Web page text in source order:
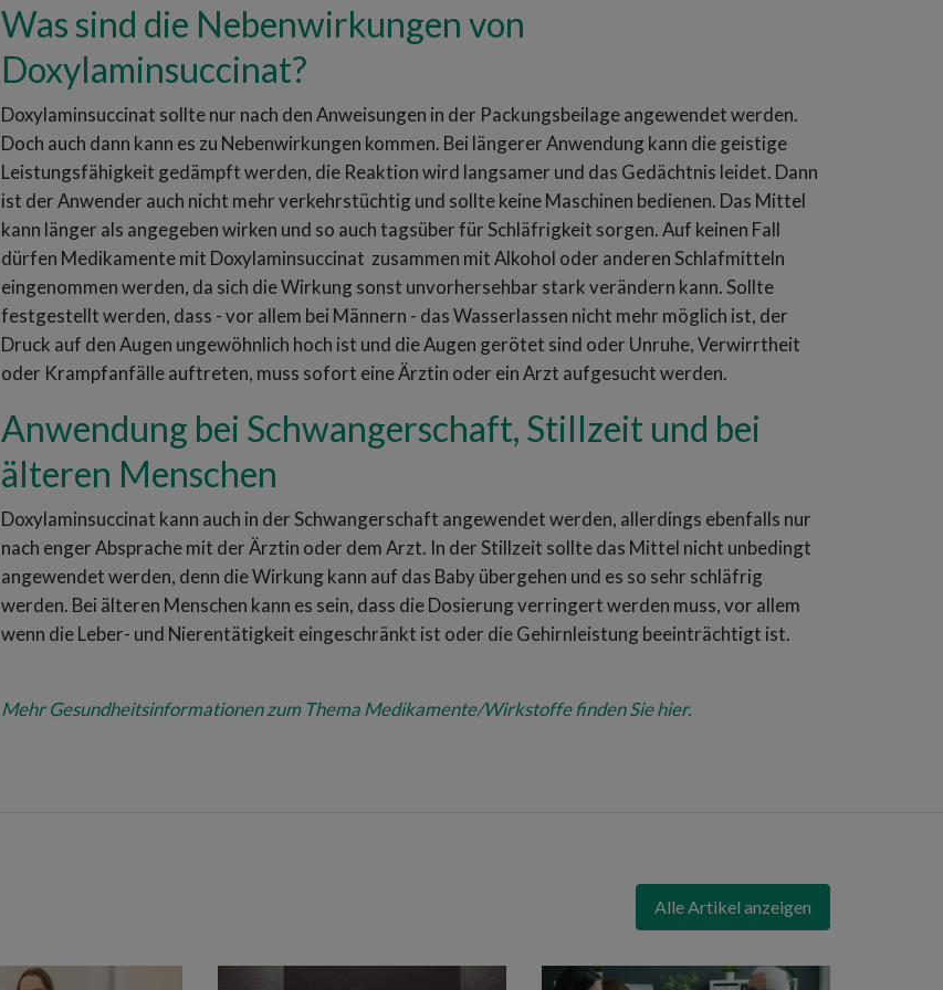
Was sind die Nebenwirkungen von
Doxylaminsuccinat?
Doxylaminsuccinat sollte nur nach den Anweisungen in der Packungsbeilage angewendet werden.
Doch auch dann kann es zu Nebenwirkungen kommen. Bei längerer Anwendung kann die geistige
Leistungsfähigkeit gedämpft werden, die Reaktion wird langsamer und das Gedächtnis leidet. Dann
ist der Anwender auch nicht mehr verkehrstüchtig und sollte keine Maschinen bedienen. Das Mittel
kann länger als angegeben wirken und so auch tagsüber für Schläfrigkeit sorgen. Auf keinen Fall
dürfen Medikamente mit Doxylaminsuccinat zusammen mit Alkohol oder anderen Schlafmitteln
eingenommen werden, da sich die Wirkung sonst unvorhersehbar stark verändern kann. Sollte
festgestellt werden, dass - vor allem bei Männern - das Wasserlassen nicht mehr möglich ist, der
Druck auf den Augen ungewöhnlich hoch ist und die Augen gerötet sind oder Unruhe, Verwirrtheit
oder Krampfanfälle auftreten, muss sofort eine Ärztin oder ein Arzt aufgesucht werden.
Anwendung bei Schwangerschaft, Stillzeit und bei
älteren Menschen
Doxylaminsuccinat kann auch in der Schwangerschaft angewendet werden, allerdings ebenfalls nur
nach enger Absprache mit der Ärztin oder dem Arzt. In der Stillzeit sollte das Mittel nicht unbedingt
angewendet werden, denn die Wirkung kann auf das Baby übergehen und es so sehr schläfrig
werden. Bei älteren Menschen kann es sein, dass die Dosierung verringert werden muss, vor allem
wenn die Leber- und Nierentätigkeit eingeschränkt ist oder die Gehirnleistung beeinträchtigt ist.
Mehr Gesundheitsinformationen zum Thema Medikamente/Wirkstoffe finden Sie hier.
Alle Artikel anzeigen